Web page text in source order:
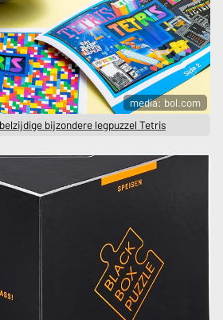
media: bol.com
bijzondere legpuzzel Tetris